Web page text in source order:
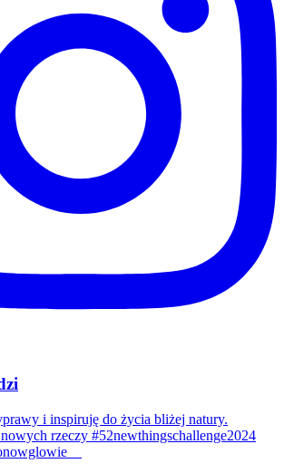
i inspiruję do życia bliżej natury.
rzeczy #52newthingschallenge2024